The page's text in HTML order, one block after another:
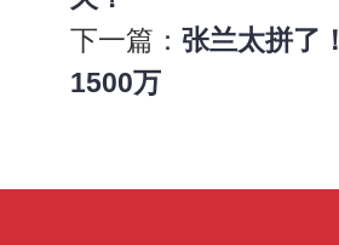
下一篇： 张兰太拼了
1500万